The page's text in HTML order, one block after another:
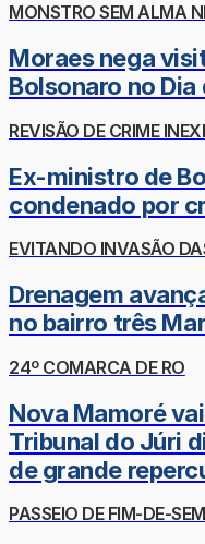
MONSTRO SEM ALMA
Moraes nega
Bolsonaro no Dia
REVISÃO DE CRIME
Ex-ministro de
condenado por
EVITANDO INVASÃO
Drenagem
no bairro três
24º COMARCA DE RO
Nova Mamoré
Tribunal do Júri
de grande
PASSEIO DE FIM-DE-